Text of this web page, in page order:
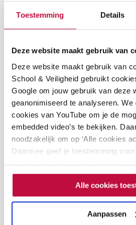
Toestemming Details
Deze website maakt gebruik van
Deze website maakt gebruik van
School & Veiligheid gebruikt
Google om jouw gebruik van deze
geanonimiseerd te analyseren. We
cookies van YouTube om je de
embedded video’s te bekijken.
noodzakelijk om op ‘Alle cookies
Daarmee geef je toestemming
cookies, zoals omschreven in
cookieverklaring. Als je niet alle
kun je geen video's bekijken.
Alle cookies
Aanpassen
3. Verantwoordelijkheid
Joeri neemt verantwoordelijkheid
seksuele integriteit door het
leerlingen en aan te geven dat
veranderen, indien nodig.
door verantwoordelijkheid te
kunt herstellen of misverstanden
helpen en je eigen integriteit kunt
bleek zich van weinig kwaad
het bericht te verwijderen.
De leraar als rolmodel: